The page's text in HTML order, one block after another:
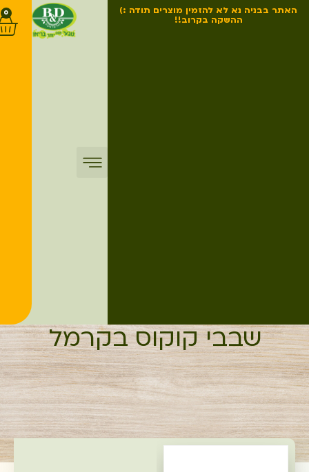
האתר בבניה נא לא להזמין מוצרים תודה :)
ההשקה בקרוב!!
0
שבבי קוקוס בקרמל